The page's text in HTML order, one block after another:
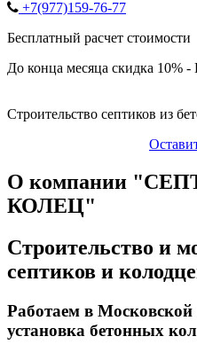
+7(977)159-76-77
Бесплатный расчет стоимости
До конца месяца скидка 10%
Строительство септиков из
О компании
КОЛЕЦ"
Строительство и
септиков и
Работаем в Московской
установка бетонных